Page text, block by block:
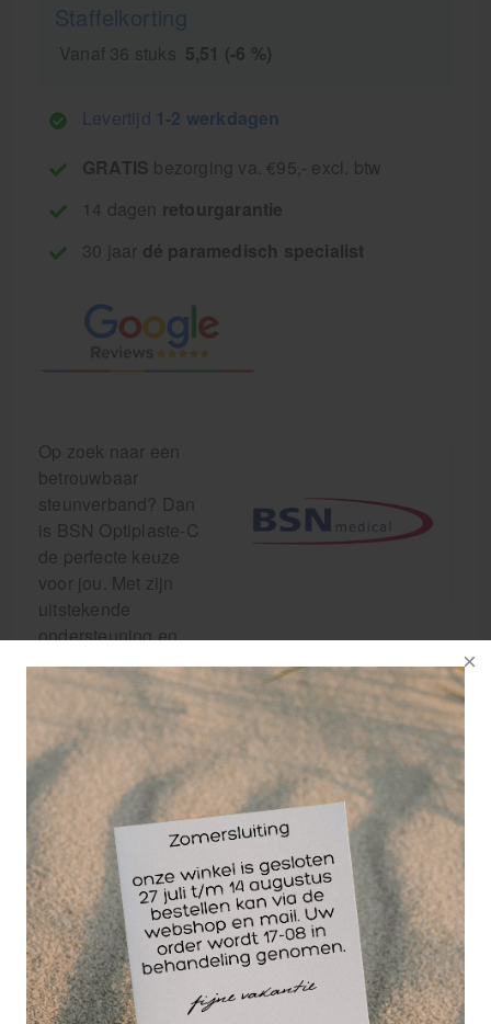
Staffelkorting
Vanaf 36 stuks 5,51 (-6 %)
Levertijd 1-2 werkdagen
GRATIS bezorging va. €95,- excl. btw
14 dagen retourgarantie
30 jaar dé paramedisch specialist
Op zoek naar een
betrouwbaar
steunverband? Dan
is BSN Optiplaste-C
de perfecte keuze
voor jou. Met zijn
uitstekende
ondersteuning en
comfort, is dit steunverband een must-have voor
mensen die last hebben van gewrichts- of spierpijn.
BSN Optiplaste-C biedt optimale stabiliteit dankzij
het sterke en duurzame materiaal. Het is gemaakt
van een ademend katoenen gaas dat ervoor zorgt
dat je huid kan ademen en toch goed wordt
ondersteund. Dit betekent dat je kunt genieten van
een langdurig comfort zonder je zorgen te maken
over irritaties of huiduitslag.
Het steunverband is ook zeer veelzijdig en kan
gebruikt worden voor verschillende lichaamsdelen,
zoals de enkels, knieën, polsen en ellebogen. Het
past zich gemakkelijk aan de vorm van je lichaam